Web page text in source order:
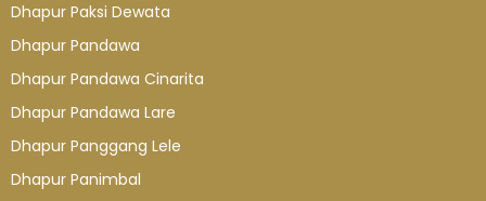
Dhapur Paksi Dewata
Dhapur Pandawa
Dhapur Pandawa Cinarita
Dhapur Pandawa Lare
Dhapur Panggang Lele
Dhapur Panimbal